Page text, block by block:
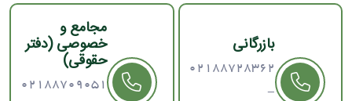
بازرگانی
02188728362
-
مجامع و
خصوصی (دفتر
حقوقی)
02188709051